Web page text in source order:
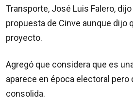
Transporte, José Luis Falero,
propuesta de Cinve aunque dijo
proyecto.
Agregó que considera que es
aparece en época electoral pero
consolida.